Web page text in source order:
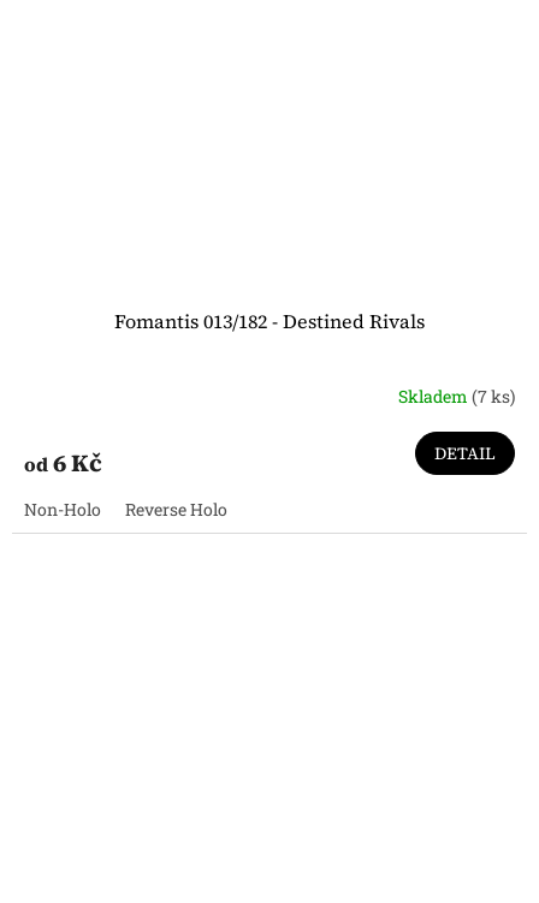
Fomantis 013/182 - Destined Rivals
Skladem (7 ks)
od6 Kč DETAIL
Non-Holo Reverse Holo